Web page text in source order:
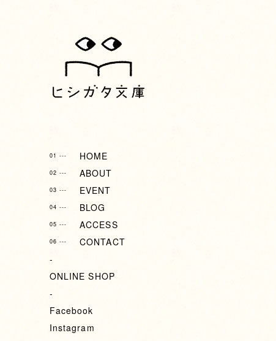
01 --- HOME
02 --- ABOUT
03 --- EVENT
04 --- BLOG
05 --- ACCESS
06 --- CONTACT
-
ONLINE SHOP
-
Facebook
Instagram